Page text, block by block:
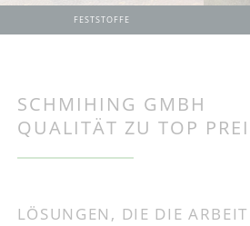
FESTSTOFFE
SCHMIHING GMBH
QUALITÄT ZU TOP
LÖSUNGEN, DIE DIE